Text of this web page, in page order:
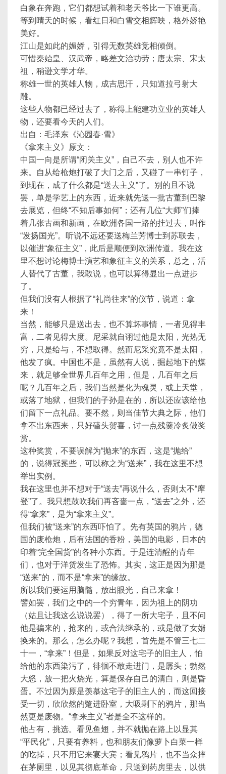
白象在奔跑，它们都想试着和老天爷比一下谁更高。
等到晴天的时候，看红日和白雪交相辉映，格外娇艳
美好。
江山是如此的媚娇，引得无数英雄竞相倾倒。
可惜秦始皇、汉武帝，略差文治功劳；唐太宗、宋太
祖，稍逊文学才华。
称雄一世的英雄人物，成吉思汗，只知道拉弓射大
雕。
这些人物都已经过去了，称得上能建功立业的英雄人
物，还要看今天的人们。
出自：毛泽东《沁园春·雪》
《拿来主义》原文：
中国一向是所谓“闭关主义”，自己不去，别人也不许
来。自从给枪炮打破了大门之后，又碰了一串钉子，
到现在，成了什么都是“送去主义”了。别的且不说
罢，单是学艺上的东西，近来就先送一批古董到巴黎
去展览，但终“不知后事如何”；还有几位“大师”们捧
着几张古画和新画，在欧洲各国一路的挂过去，叫作
“发扬国光”。听说不远还要送梅兰芳博士到苏联去，
以催进“象征主义”，此后是顺便到欧洲传道。我在这
里不想讨论梅博士演艺和象征主义的关系，总之，活
人替代了古董，我敢说，也可以算得显出一点进步
了。
但我们没有人根据了“礼尚往来”的仪节，说道：拿
来！
当然，能够只是送出去，也不算坏事情，一者见得丰
富，二者见得大度。尼采就自诩过他是太阳，光热无
穷，只是给与，不想取得。然而尼采究竟不是太阳，
他发了疯。中国也不是，虽然有人说，掘起地下的煤
来，就足够全世界几百年之用，但是，几百年之后
呢？几百年之后，我们当然是化为魂灵，或上天堂，
或落了地狱，但我们的子孙是在的，所以还应该给他
们留下一点礼品。要不然，则当佳节大典之际，他们
拿不出东西来，只好磕头贺喜，讨一点残羹冷炙做奖
赏。
这种奖赏，不要误解为“抛来”的东西，这是“抛给”
的，说得冠冕些，可以称之为“送来”，我在这里不想
举出实例。
我在这里也并不想对于“送去”再说什么，否则太不“摩
登”了。我只想鼓吹我们再吝啬一点，“送去”之外，还
得“拿来”，是为“拿来主义”。
但我们被“送来”的东西吓怕了。先有英国的鸦片，德
国的废枪炮，后有法国的香粉，美国的电影，日本的
印着“完全国货”的各种小东西。于是连清醒的青年
们，也对于洋货发生了恐怖。其实，这正是因为那是
“送来”的，而不是“拿来”的缘故。
所以我们要运用脑髓，放出眼光，自己来拿！
譬如罢，我们之中的一个穷青年，因为祖上的阴功
（姑且让我这么说说罢），得了一所大宅子，且不问
他是骗来的，抢来的，或合法继承的，或是做了女婿
换来的。那么，怎么办呢？我想，首先是不管三七二
十一，“拿来”！但是，如果反对这宅子的旧主人，怕
给他的东西染污了，徘徊不敢走进门，是孱头；勃然
大怒，放一把火烧光，算是保存自己的清白，则是昏
蛋。不过因为原是羡慕这宅子的旧主人的，而这回接
受一切，欣欣然的蹩进卧室，大吸剩下的鸦片，那当
然更是废物。“拿来主义”者是全不这样的。
他占有，挑选。看见鱼翅，并不就抛在路上以显其
“平民化”，只要有养料，也和朋友们像萝卜白菜一样
的吃掉，只不用它来宴大宾；看见鸦片，也不当众摔
在茅厕里，以见其彻底革命，只送到药房里去，以供